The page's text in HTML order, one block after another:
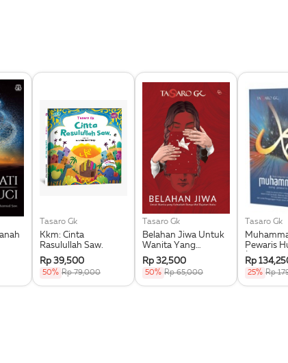
Tasaro Gk
Kkm: Cinta
Rasulullah Saw.
Rp 39,500
50% Rp 79,000
Tasaro Gk
Belahan Jiwa Untuk
Wanita Yang
Kuhadiahi Bunga
Wol Rajutan Ibuku
Rp 32,500
50% Rp 65,000
Tasaro Gk
Pewaris
(Republish
Rp
25% Rp